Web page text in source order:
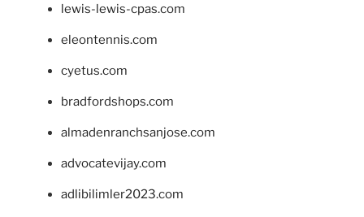
lewis-lewis-cpas.com
eleontennis.com
cyetus.com
bradfordshops.com
almadenranchsanjose.com
advocatevijay.com
adlibilimler2023.com